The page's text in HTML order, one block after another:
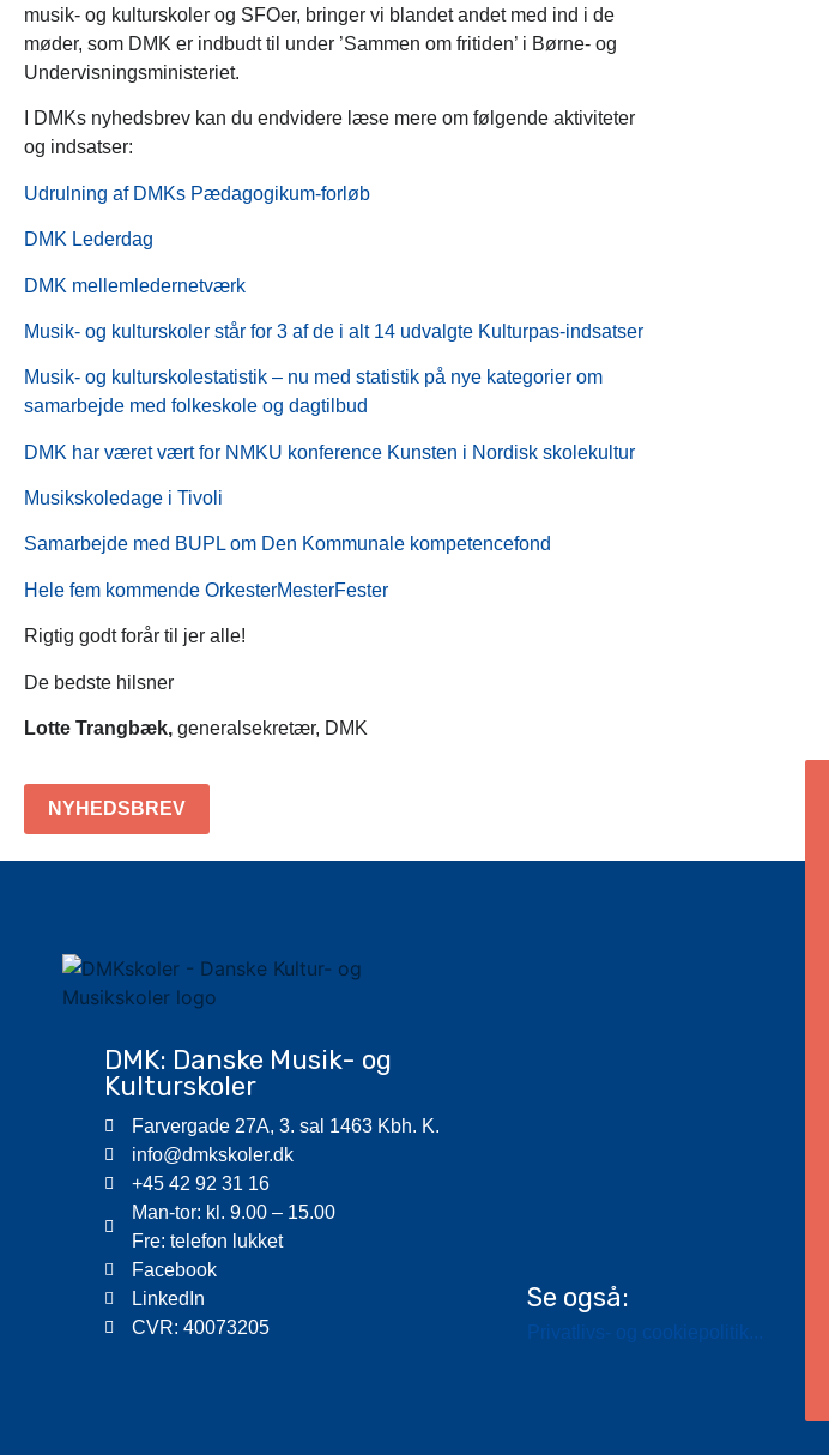
musik- og kulturskoler og SFOer, bringer vi blandet andet med ind i de
møder, som DMK er indbudt til under ’Sammen om fritiden’ i Børne- og
Undervisningsministeriet.
I DMKs nyhedsbrev kan du endvidere læse mere om følgende aktiviteter
og indsatser:
Udrulning af DMKs Pædagogikum-forløb
DMK Lederdag
DMK mellemledernetværk
Musik- og kulturskoler står for 3 af de i alt 14 udvalgte Kulturpas-indsatser
Musik- og kulturskolestatistik – nu med statistik på nye kategorier om
samarbejde med folkeskole og dagtilbud
DMK har været vært for NMKU konference Kunsten i Nordisk skolekultur
Musikskoledage i Tivoli
Samarbejde med BUPL om Den Kommunale kompetencefond
Hele fem kommende OrkesterMesterFester
Rigtig godt forår til jer alle!
De bedste hilsner
Lotte Trangbæk, generalsekretær, DMK
NYHEDSBREV
DMK: Danske Musik- og
Kulturskoler
Farvergade 27A, 3. sal 1463 Kbh. K.
info@dmkskoler.dk
+45 42 92 31 16
Man-tor: kl. 9.00 – 15.00
Fre: telefon lukket
Facebook
LinkedIn
CVR: 40073205
Se også:
Privatlivs- og cookiepolitik...